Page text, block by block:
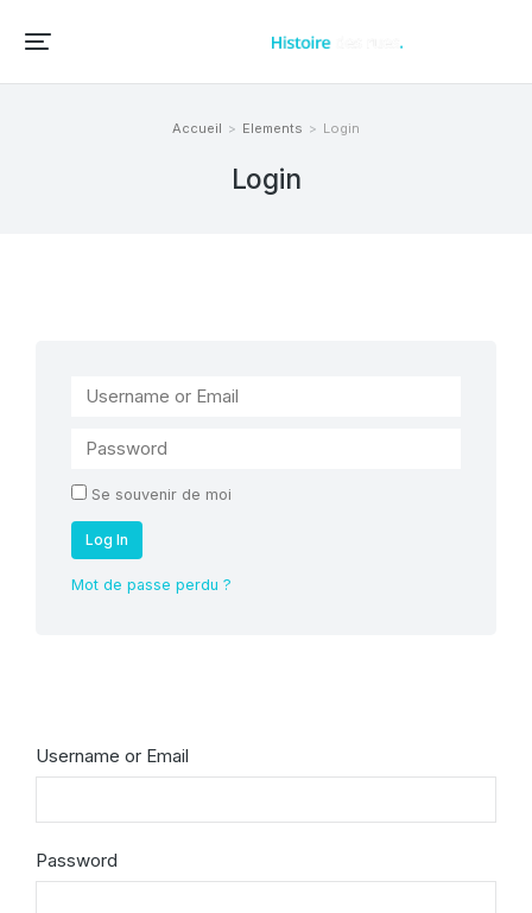
Accueil Elements Login
Login
Se souvenir de moi
Log In
Mot de passe perdu ?
Username or Email
Password